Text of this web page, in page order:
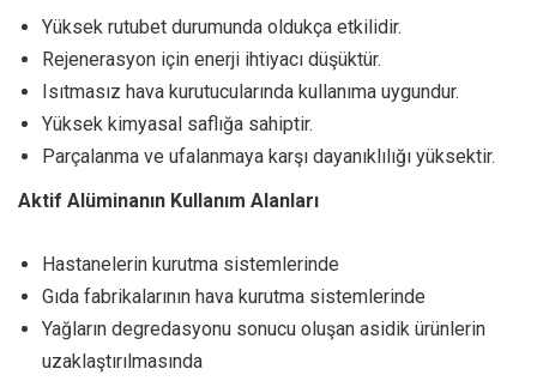
Yüksek rutubet durumunda oldukça etkilidir.
Rejenerasyon için enerji ihtiyacı düşüktür.
Isıtmasız hava kurutucularında kullanıma uygundur.
Yüksek kimyasal saflığa sahiptir.
Parçalanma ve ufalanmaya karşı dayanıklılığı yüksektir.
Aktif Alüminanın Kullanım Alanları
Hastanelerin kurutma sistemlerinde
Gıda fabrikalarının hava kurutma sistemlerinde
Yağların degredasyonu sonucu oluşan asidik ürünlerin
uzaklaştırılmasında